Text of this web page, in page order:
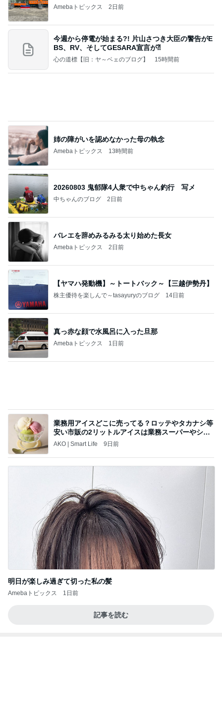
Amebaトピックス 2日前
今週から停電が始まる?! 片山さつき大臣の警告がE
BS、RV、そしてGESARA宣言が⁈
心の道標【旧：ヤ～ベェのブログ】 15時間前
姉の障がいを認めなかった母の執念
Amebaトピックス 13時間前
20260803 鬼郁隊4人衆で中ちゃん釣行 写メ
中ちゃんのブログ 2日前
バレエを辞めみるみる太り始めた長女
Amebaトピックス 2日前
【ヤマハ発動機】～トートバック～【三越伊勢丹】
株主優待を楽しんで～tasayuryのブログ 14日前
真っ赤な顔で水風呂に入った旦那
Amebaトピックス 1日前
業務用アイスどこに売ってる？ロッテやタカナシ等
安い市販の2リットルアイスは業務スーパーやシャ
トレ
AKO | Smart Life 9日前
明日が楽しみ過ぎて切った私の髪
Amebaトピックス 1日前
記事を読む